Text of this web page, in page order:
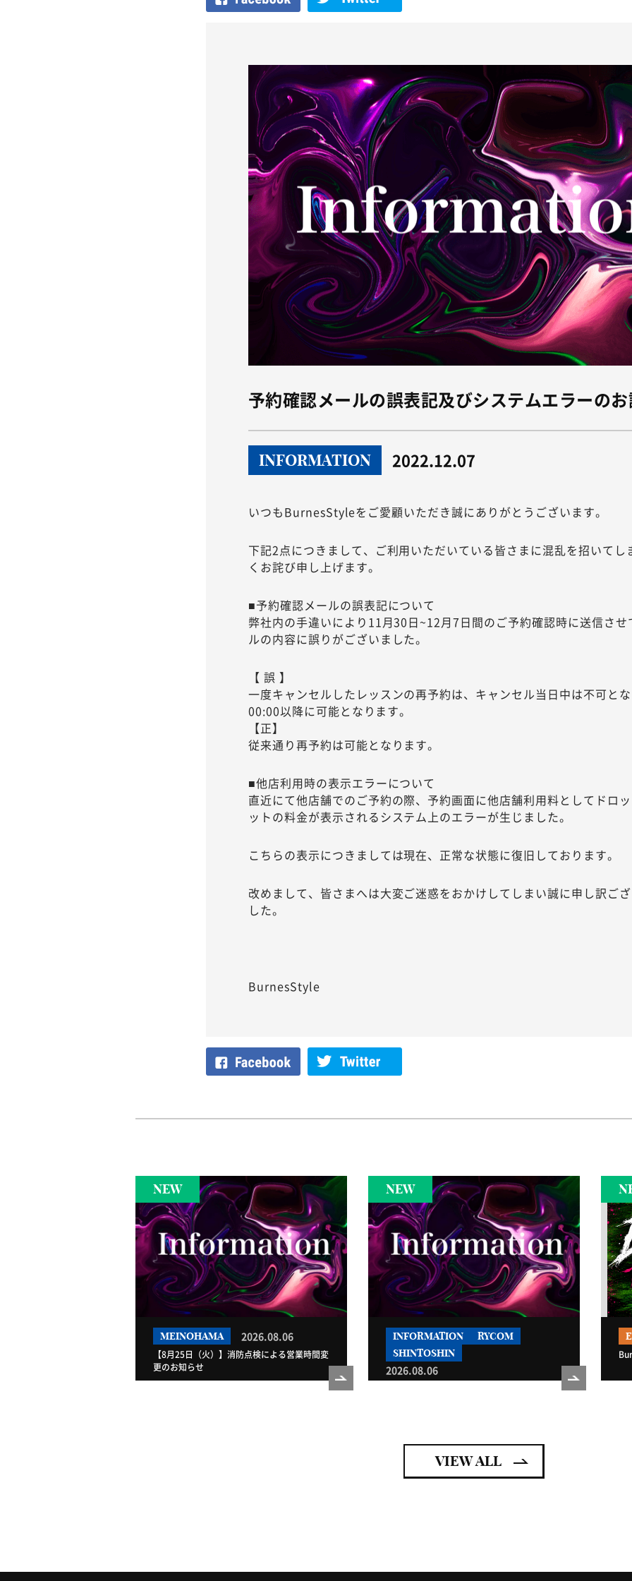
予約確認メールの誤表記及びシステムエラーの
INFORMATION 2022.12.07
いつもBurnesStyleをご愛顧いただき誠にありがとうございます。
下記2点につきまして、ご利用いただいている皆さまに混乱を招いてし
くお詫び申し上げます。
■予約確認メールの誤表記について
弊社内の手違いにより11月30日~12月7日間のご予約確認時に送信させ
ルの内容に誤りがございました。
【 誤 】
一度キャンセルしたレッスンの再予約は、キャンセル当日中は不可と
00:00以降に可能となります。
【正】
従来通り再予約は可能となります。
■他店利用時の表示エラーについて
直近にて他店舗でのご予約の際、予約画面に他店舗利用料としてドロ
ットの料金が表示されるシステム上のエラーが生じました。
こちらの表示につきましては現在、正常な状態に復旧しております。
改めまして、皆さまへは大変ご迷惑をおかけしてしまい誠に申し訳ご
した。
BurnesStyle
NEW
MEINOHAMA 2026.08.06
【8月25日（火）】消防点検による営業時間変
更のお知らせ
NEW
INFORMATION
RYCOM
SHINTOSHIN
2026.08.06
VIEW ALL